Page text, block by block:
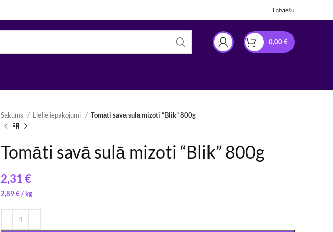
Latviešu
0,00€
Sākums Lielie iepakojumi Tomāti savā sulā mizoti “Blik” 800g
€
/
Tomāti savā sulā mizoti “Blik” 800g
€
2,89€/